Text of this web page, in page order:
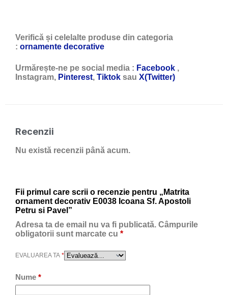
Verifică și celelalte produse din categoria
: ornamente decorative
Urmărește-ne pe social media : Facebook ,
Instagram, Pinterest, Tiktok sau X(Twitter)
Recenzii
Nu există recenzii până acum.
Fii primul care scrii o recenzie pentru „Matrita
ornament decorativ E0038 Icoana Sf. Apostoli
Petru si Pavel”
Adresa ta de email nu va fi publicată. Câmpurile
obligatorii sunt marcate cu *
EVALUAREA TA *
Nume *